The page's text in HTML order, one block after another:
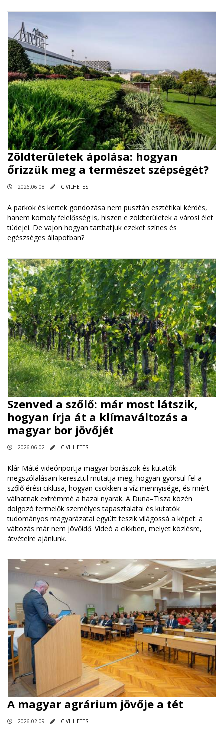
Zöldterületek ápolása: hogyan
őrizzük meg a természet szépségét?
2026.06.08 CIVILHETES
A parkok és kertek gondozása nem pusztán esztétikai kérdés,
hanem komoly felelősség is, hiszen e zöldterületek a városi élet
tüdejei. De vajon hogyan tarthatjuk ezeket színes és
egészséges állapotban?
Szenved a szőlő: már most látszik,
hogyan írja át a klímaváltozás a
magyar bor jövőjét
2026.06.02 CIVILHETES
Klár Máté videóriportja magyar borászok és kutatók
megszólalásain keresztül mutatja meg, hogyan gyorsul fel a
szőlő érési ciklusa, hogyan csökken a víz mennyisége, és miért
válhatnak extrémmé a hazai nyarak. A Duna–Tisza közén
dolgozó termelők személyes tapasztalatai és kutatók
tudományos magyarázatai együtt teszik világossá a képet: a
változás már nem jövőidő. Videó a cikkben, melyet közlésre,
átvételre ajánlunk.
A magyar agrárium jövője a tét
2026.02.09 CIVILHETES